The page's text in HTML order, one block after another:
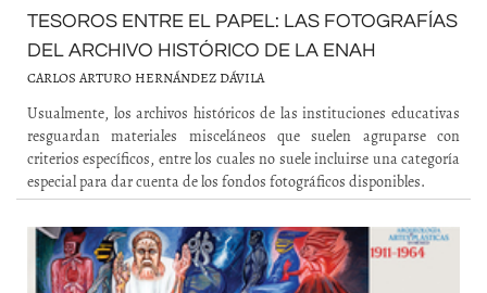
TESOROS ENTRE EL PAPEL: LAS FOTOGRAFÍAS
DEL ARCHIVO HISTÓRICO DE LA ENAH
CARLOS ARTURO HERNÁNDEZ DÁVILA
Usualmente, los archivos históricos de las instituciones educativas
resguardan materiales misceláneos que suelen agruparse con
criterios específicos, entre los cuales no suele incluirse una categoría
especial para dar cuenta de los fondos fotográficos disponibles.